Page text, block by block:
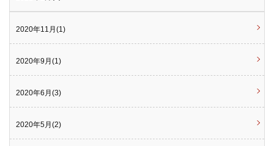
2020年11月(1)
2020年9月(1)
2020年6月(3)
2020年5月(2)